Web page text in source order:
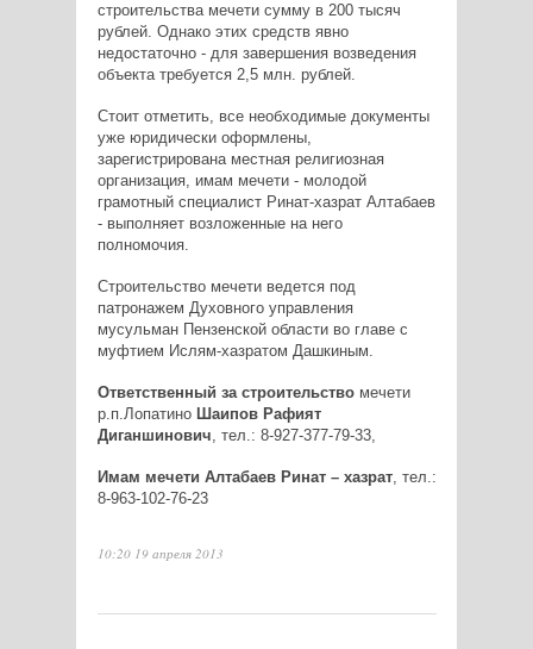
строительства мечети сумму в 200 тысяч
рублей. Однако этих средств явно
недостаточно - для завершения возведения
объекта требуется 2,5 млн. рублей.
Стоит отметить, все необходимые документы
уже юридически оформлены,
зарегистрирована местная религиозная
организация, имам мечети - молодой
грамотный специалист Ринат-хазрат Алтабаев
- выполняет возложенные на него
полномочия.
Строительство мечети ведется под
патронажем Духовного управления
мусульман Пензенской области во главе с
муфтием Ислям-хазратом Дашкиным.
Ответственный за строительствомечети
р.п.Лопатино Шаипов Рафият
Диганшинович, тел.: 8-927-377-79-33,
Имам мечети Алтабаев Ринат – хазрат, тел.:
8-963-102-76-23
10:20 19 апреля 2013